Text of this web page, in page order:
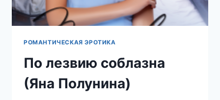
РОМАНТИЧЕСКАЯ ЭРОТИКА
По лезвию соблазна
(Яна Полунина)